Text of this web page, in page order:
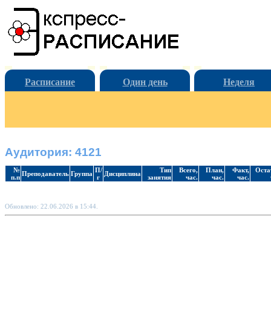
Расписание Один день Неделя
Аудитория: 4121
№
п.п Преподаватель Группа П/
г
Дисциплина
Тип
занятия
Всего,
час.
План,
час.
Факт,
час.
Обновлено: 22.06.2026 в 15:44.